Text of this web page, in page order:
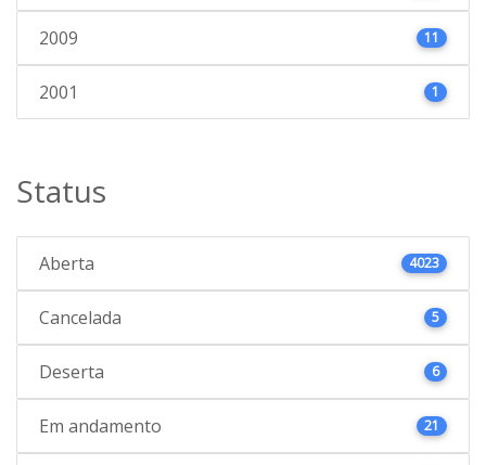
2009 11
2001 1
Status
Aberta 4023
Cancelada 5
Deserta 6
Em andamento 21